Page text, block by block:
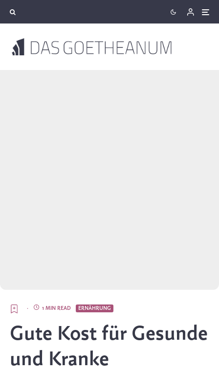
ERNÄHRUNG
1 MIN READ
·
Gute Kost für Gesunde
und Kranke